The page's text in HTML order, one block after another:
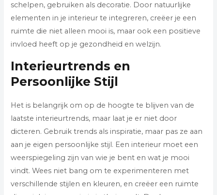
schelpen, gebruiken als decoratie. Door natuurlijke
elementen in je interieur te integreren, creëer je een
ruimte die niet alleen mooi is, maar ook een positieve
invloed heeft op je gezondheid en welzijn.
Interieurtrends en
Persoonlijke Stijl
Het is belangrijk om op de hoogte te blijven van de
laatste interieurtrends, maar laat je er niet door
dicteren. Gebruik trends als inspiratie, maar pas ze aan
aan je eigen persoonlijke stijl. Een interieur moet een
weerspiegeling zijn van wie je bent en wat je mooi
vindt. Wees niet bang om te experimenteren met
verschillende stijlen en kleuren, en creëer een ruimte